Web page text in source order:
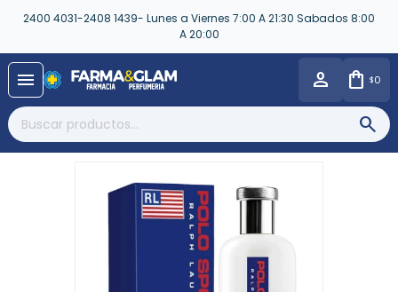
2400 4031-2408 1439- Lunes a Viernes 7:00 A 21:30 Sabados 8:00
A 20:00
menu $0